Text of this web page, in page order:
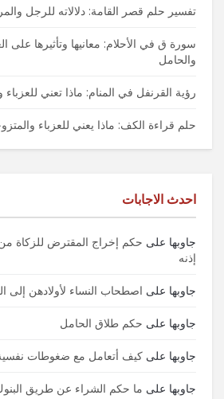
تفسير حلم قصر القامة: دلالاته للرجل
سورة ق في الأحلام: معانيها وتأثيرها على
والحامل
رؤية القرنفل في المنام: ماذا تعني
حلم قراءة الكف: ماذا يعني للعزباء
احدث الاجابات
جاوبها على حكم إخراج المقترض للزكاة
إذنه
جاوبها على اصطحاب النساء لأولادهن إلى
جاوبها على حكم طلاق الحامل
جاوبها على كيف أتعامل مع ضغوطات
جاوبها على ما حكم الشراء عن طريق